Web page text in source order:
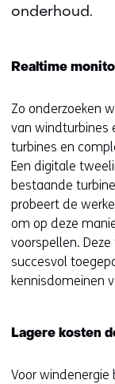
onderhoud.
Realtime
Zo onderzoeken
van windturbines
turbines en
Een digitale
bestaande
probeert de
om op deze
voorspellen.
succesvol
kennisdomeinen
Lagere kosten
Voor